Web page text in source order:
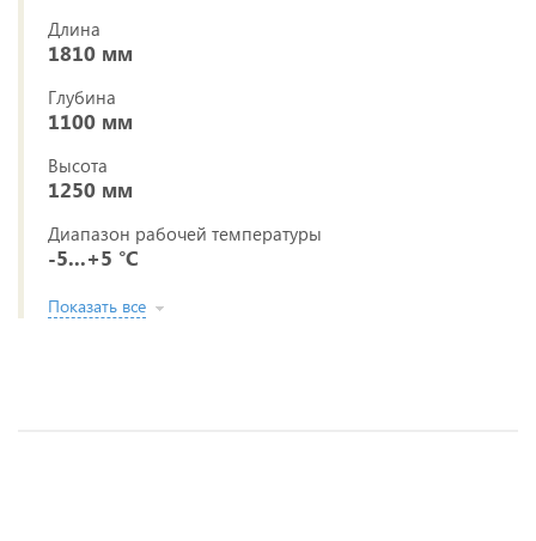
Длина
1810 мм
Глубина
1100 мм
Высота
1250 мм
Диапазон рабочей температуры
-5...+5 °C
Показать все